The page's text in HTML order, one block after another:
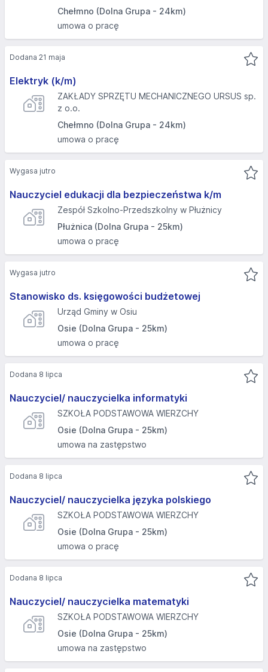
Chełmno (Dolna Grupa - 24km)
umowa o pracę
Elektryk (k/m)
ZAKŁADY SPRZĘTU MECHANICZNEGO URSUS sp.
z o.o.
Chełmno (Dolna Grupa - 24km)
umowa o pracę
Dodana 21 maja
Nauczyciel edukacji dla bezpieczeństwa k/m
Zespół Szkolno-Przedszkolny w Płużnicy
Płużnica (Dolna Grupa - 25km)
umowa o pracę
Wygasa jutro
Stanowisko ds. księgowości budżetowej
Urząd Gminy w Osiu
Osie (Dolna Grupa - 25km)
umowa o pracę
Wygasa jutro
Nauczyciel/ nauczycielka informatyki
SZKOŁA PODSTAWOWA WIERZCHY
Osie (Dolna Grupa - 25km)
umowa na zastępstwo
Dodana 8 lipca
Nauczyciel/ nauczycielka języka polskiego
SZKOŁA PODSTAWOWA WIERZCHY
Osie (Dolna Grupa - 25km)
umowa o pracę
Dodana 8 lipca
Nauczyciel/ nauczycielka matematyki
SZKOŁA PODSTAWOWA WIERZCHY
Osie (Dolna Grupa - 25km)
umowa na zastępstwo
Dodana 8 lipca